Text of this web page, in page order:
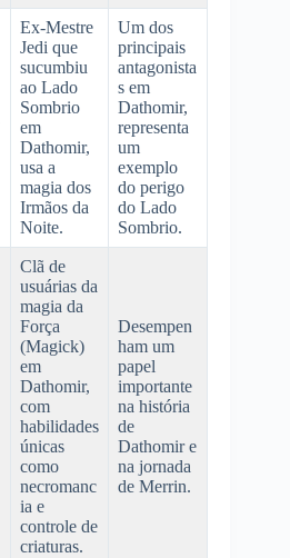
Ex-Mestre
Jedi que
sucumbiu
ao Lado
Sombrio
em
Dathomir,
usa a
magia dos
Irmãos da
Noite.
Um dos
principais
antagonista
s em
Dathomir,
representa
um
exemplo
do perigo
do Lado
Sombrio.
Clã de
usuárias da
magia da
Força
(Magick)
em
Dathomir,
com
habilidades
únicas
como
necromanc
ia e
controle de
criaturas.
Desempen
ham um
papel
importante
na história
de
Dathomir e
na jornada
de Merrin.